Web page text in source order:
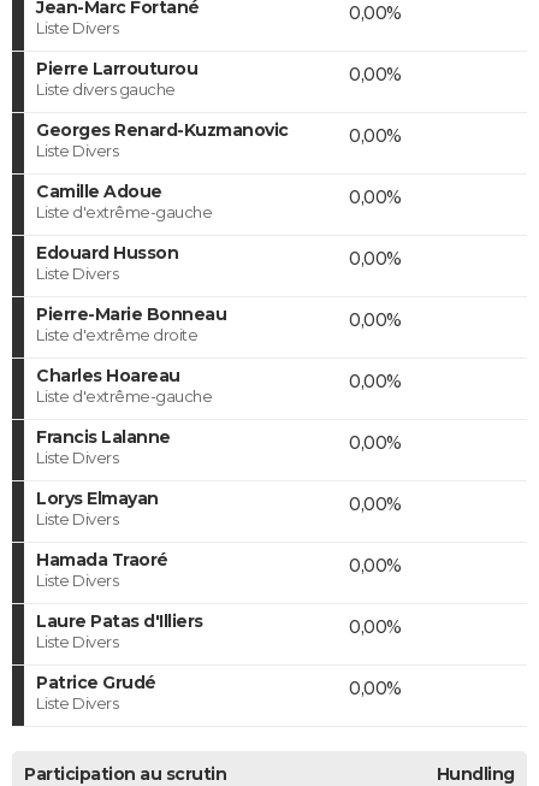
Jean-Marc Fortané
Liste Divers
0,00%
Pierre Larrouturou
Liste divers gauche
0,00%
Georges Renard-Kuzmanovic
Liste Divers
0,00%
Camille Adoue
Liste d'extrême-gauche
0,00%
Edouard Husson
Liste Divers
0,00%
Pierre-Marie Bonneau
Liste d'extrême droite
0,00%
Charles Hoareau
Liste d'extrême-gauche
0,00%
Francis Lalanne
Liste Divers
0,00%
Lorys Elmayan
Liste Divers
0,00%
Hamada Traoré
Liste Divers
0,00%
Laure Patas d'Illiers
Liste Divers
0,00%
Patrice Grudé
Liste Divers
0,00%
Participation au scrutin Hundling